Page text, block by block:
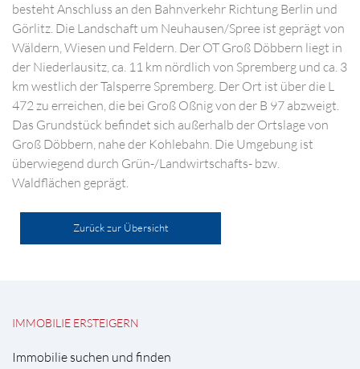
besteht Anschluss an den Bahnverkehr Richtung Berlin und
Görlitz. Die Landschaft um Neuhausen/Spree ist geprägt von
Wäldern, Wiesen und Feldern. Der OT Groß Döbbern liegt in
der Niederlausitz, ca. 11 km nördlich von Spremberg und ca. 3
km westlich der Talsperre Spremberg. Der Ort ist über die L
472 zu erreichen, die bei Groß Oßnig von der B 97 abzweigt.
Das Grundstück befindet sich außerhalb der Ortslage von
Groß Döbbern, nahe der Kohlebahn. Die Umgebung ist
überwiegend durch Grün-/Landwirtschafts- bzw.
Waldflächen geprägt.
Zurück zur Übersicht
IMMOBILIE ERSTEIGERN
Immobilie suchen und finden